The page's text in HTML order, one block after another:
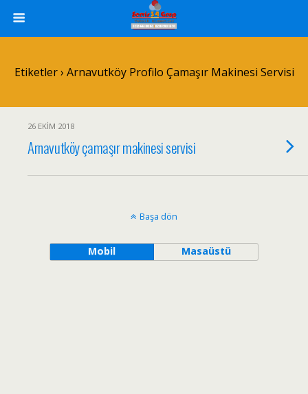
Etiketler › Arnavutköy Profilo Çamaşır Makinesi Servisi
26 EKIM 2018
Arnavutköy çamaşır makinesi servisi
Başa dön
Mobil Masaüstü